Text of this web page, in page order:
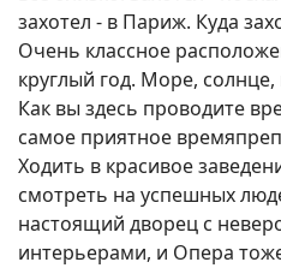
захотел - в Париж. Куда
Очень классное
круглый год. Море,
Как вы здесь проводите
самое приятное
Ходить в красивое
смотреть на успешных
настоящий дворец с
интерьерами, и Опера